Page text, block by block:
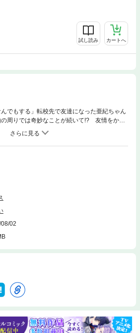
試し読み カートへ
んでもする」転校先で友達になった亜紀ちゃん
周りでは奇妙なことが続いて!? 友情をかけ
02